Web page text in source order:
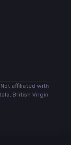
affiliated with
British Virgin